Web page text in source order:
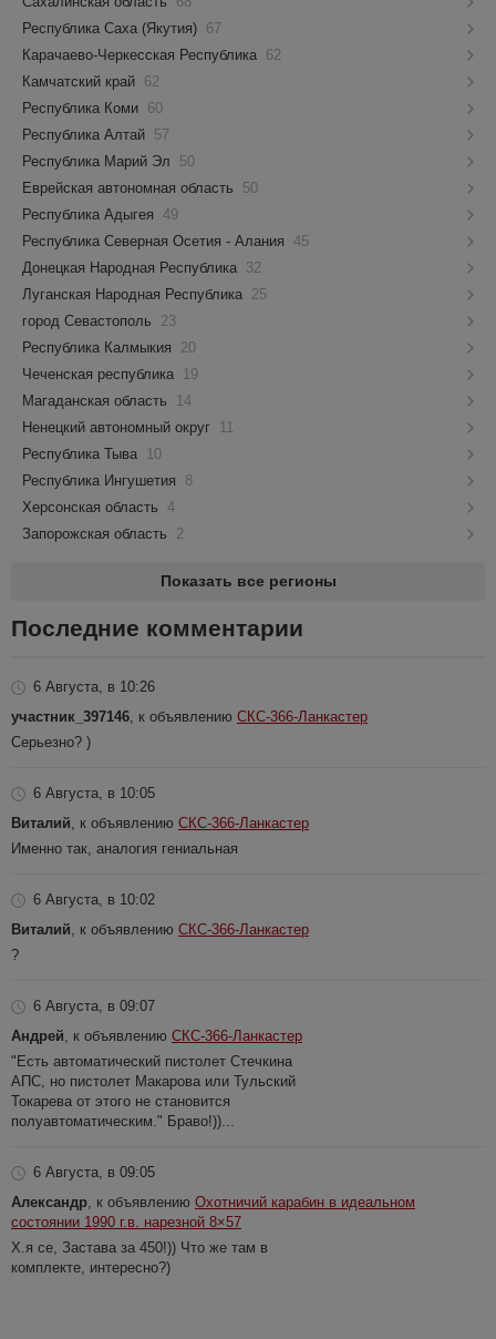
Республика Саха (Якутия) 67
Карачаево-Черкесская Республика 62
Камчатский край 62
Республика Коми 60
Республика Алтай 57
Республика Марий Эл
50
Еврейская автономная область
50
Республика Адыгея 49
Республика Северная Осетия - Алания 45
Донецкая Народная Республика 32
Луганская Народная Республика 25
город Севастополь
23
Республика Калмыкия
20
Чеченская республика
19
Магаданская область
14
Ненецкий автономный округ
11
Республика Тыва
10
Республика Ингушетия
8
Херсонская область 4
Запорожская область
2
Показать все регионы
Последние комментарии
6 Августа, в 10:26
участник_397146, к объявлению СКС-366-Ланкастер
Серьезно? )
6 Августа, в 10:05
Виталий, к объявлению СКС-366-Ланкастер
Именно так, аналогия гениальная
6 Августа, в 10:02
Виталий, к объявлению СКС-366-Ланкастер
?
6 Августа, в 09:07
Андрей, к объявлению СКС-366-Ланкастер
"Есть автоматический пистолет Стечкина
АПС, но пистолет Макарова или Тульский
Токарева от этого не становится
полуавтоматическим." Браво!))...
6 Августа, в 09:05
Александр, к объявлению Охотничий карабин в идеальном
состоянии 1990 г.в. нарезной 8×57
Х.я се, Застава за 450!)) Что же там в
комплекте, интересно?)